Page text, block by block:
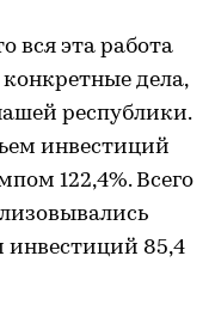
вся эта работа
дела,
республики.
инвестиций
122,4%. Всего
инвестиций 85,4